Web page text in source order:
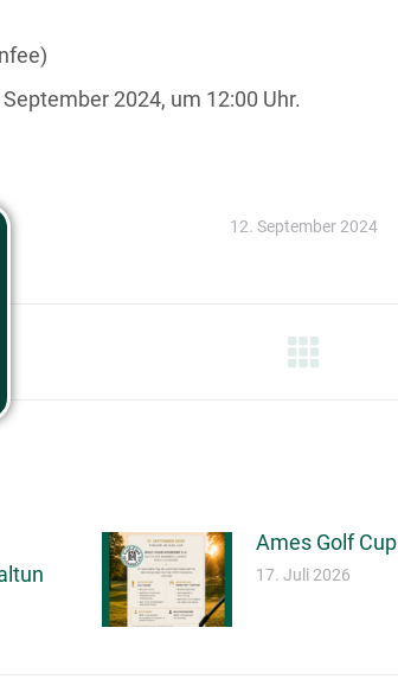
2024, um 12:00 Uhr.
12. September 2024
Ames Golf Cup
17. Juli 2026